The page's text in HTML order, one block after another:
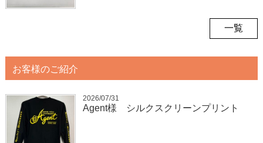
一覧
お客様のご紹介
2026/07/31
Agent様 シルクスクリーンプリント